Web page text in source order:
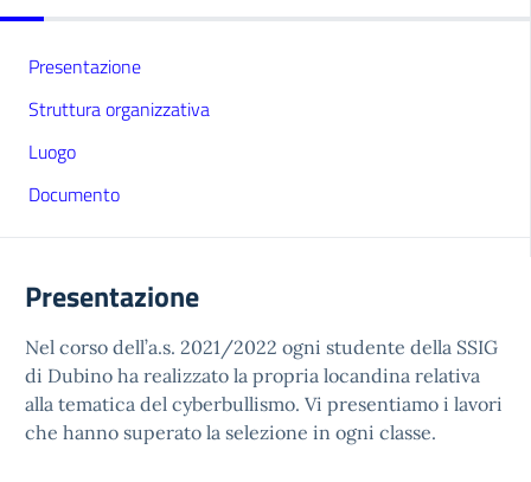
Presentazione
Struttura organizzativa
Luogo
Documento
Presentazione
Nel corso dell’a.s. 2021/2022 ogni studente della SSIG
di Dubino ha realizzato la propria locandina relativa
alla tematica del cyberbullismo. Vi presentiamo i lavori
che hanno superato la selezione in ogni classe.